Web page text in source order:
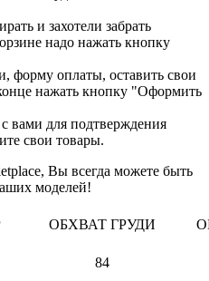
и захотели забрать
надо нажать кнопку
форму оплаты, оставить свои
нажать кнопку "Оформить
вами для подтверждения
свои товары.
Вы всегда можете быть
моделей!
ОБХВАТ ГРУДИ
84